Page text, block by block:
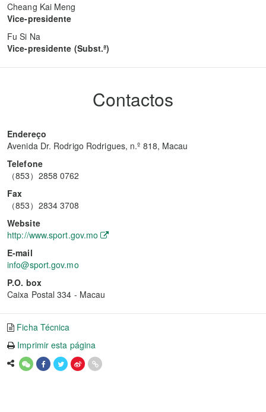
Cheang Kai Meng
Vice-presidente
Fu Si Na
Vice-presidente (Subst.ª)
Contactos
Endereço
Avenida Dr. Rodrigo Rodrigues, n.º 818, Macau
Telefone
（853）2858 0762
Fax
（853）2834 3708
Website
http://www.sport.gov.mo
E-mail
info@sport.gov.mo
P.O. box
Caixa Postal 334 - Macau
Ficha Técnica
Imprimir esta página